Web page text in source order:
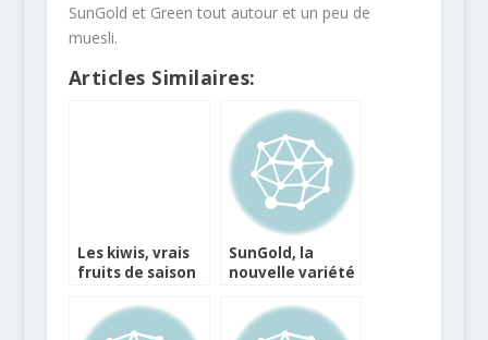
SunGold et Green tout autour et un peu de
muesli.
Articles Similaires:
Les kiwis, vrais
fruits de saison
SunGold, la
nouvelle variété
jaune d’or